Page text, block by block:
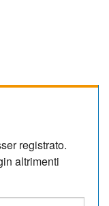
registrato.
altrimenti